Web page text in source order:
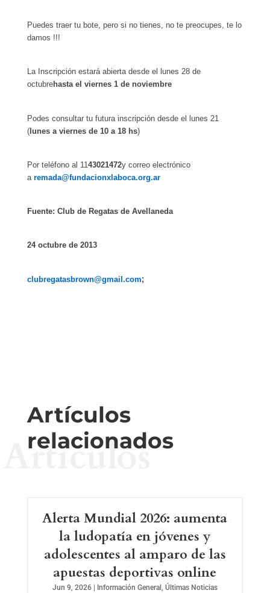
Puedes traer tu bote, pero si no tienes, no te preocupes, te lo
damos !!!
La Inscripción estará abierta desde el lunes 28 de
octubrehasta el viernes 1 de noviembre
Podes consultar tu futura inscripción desde el lunes 21
(lunes a viernes de 10 a 18 hs)
Por teléfono al 11 43021472y correo electrónico
a remada@fundacionxlaboca.org.ar
Fuente: Club de Regatas de Avellaneda
24 octubre de 2013
clubregatasbrown@gmail.com;
Artículos
relacionados
Artículos
Alerta Mundial 2026: aumenta
la ludopatía en jóvenes y
adolescentes al amparo de las
apuestas deportivas online
Jun 9, 2026| Información General , Últimas Noticias